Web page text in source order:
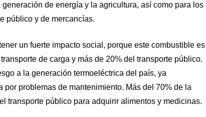
generación de energía y la agricultura, así como para los
público y de mercancías.
un fuerte impacto social, porque este combustible es
de carga y más de 20% del transporte público.
a la generación termoeléctrica del país, ya
por problemas de mantenimiento. Más del 70% de la
transporte público para adquirir alimentos y medicinas.